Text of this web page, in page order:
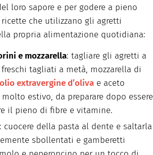
loro sapore e per godere a pieno
ricette che utilizzano gli agretti
propria alimentazione quotidiana:
e mozzarella: tagliare gli agretti a
tagliati a metà, mozzarella di
olio extravergine d’oliva e aceto
estivo, da preparare dopo essere
il pieno di fibre e vitamine.
: cuocere della pasta al dente e saltarla
sbollentati e gamberetti